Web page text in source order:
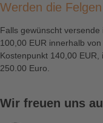
Werden die
Falls gewünscht
100,00 EUR innerhalb
Kostenpunkt 140,00
250.00 Euro.
Wir freuen uns